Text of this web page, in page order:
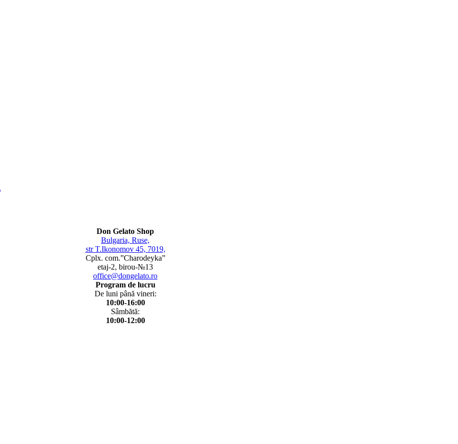
Don Gelato Shop
Bulgaria, Ruse,
str T.Ikonomov 45, 7019,
Cplx. com.”Charodeyka”
etaj-2, birou-№13
office@dongelato.ro
Program de lucru
De luni până vineri:
10:00-16:00
Sâmbătă:
10:00-12:00